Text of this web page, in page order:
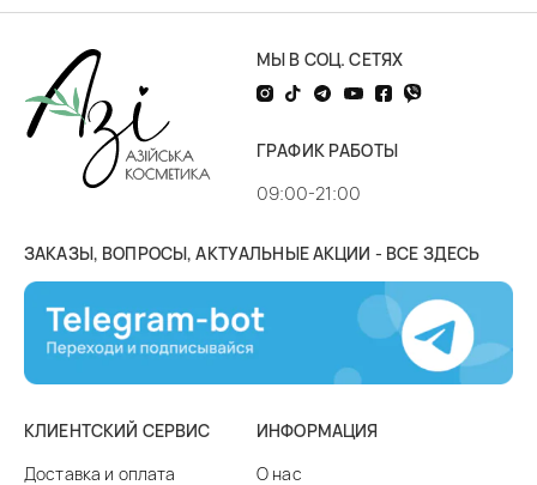
МЫ В СОЦ. СЕТЯХ
ГРАФИК РАБОТЫ
09:00-21:00
ЗАКАЗЫ, ВОПРОСЫ, АКТУАЛЬНЫЕ АКЦИИ - ВСЕ ЗДЕСЬ
КЛИЕНТСКИЙ СЕРВИС
Доставка и оплата
ИНФОРМАЦИЯ
О нас